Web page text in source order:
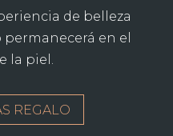
de belleza
en el
la piel.
REGALO